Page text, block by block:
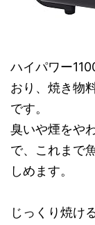
ハイパワー
おり、焼き物
です。
臭いや煙をや
で、これまで
しめます。
じっくり焼け